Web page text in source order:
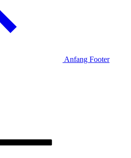
Anfang Footer